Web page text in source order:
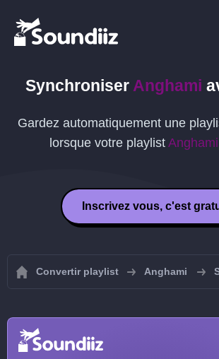
Synchroniser Anghami
Gardez automatiquement une
lorsque votre playlist Anghami
Inscrivez vous, c'est
Convertir playlist Anghami